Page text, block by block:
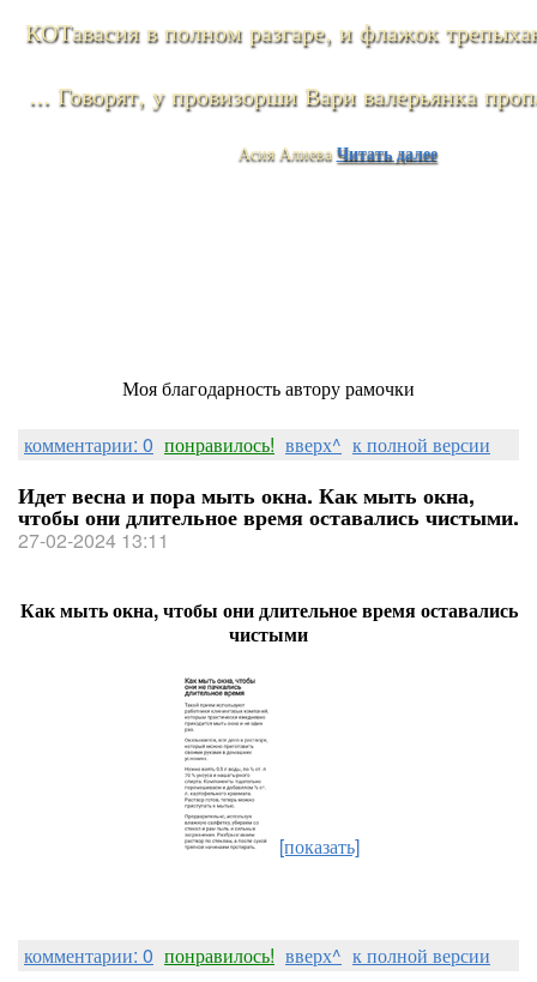
КОТавасия в полном разгаре, и флажок
... Говорят, у провизорши Вари валерьянка
Асия Алиева Читать далее
Моя благодарность автору рамочки
комментарии: 0 понравилось! вверх^ к полной версии
Идет весна и пора мыть окна. Как мыть окна,
чтобы они длительное время оставались чистыми.
27-02-2024 13:11
Как мыть окна, чтобы они длительное время оставались
чистыми
[показать]
комментарии: 0 понравилось! вверх^ к полной версии